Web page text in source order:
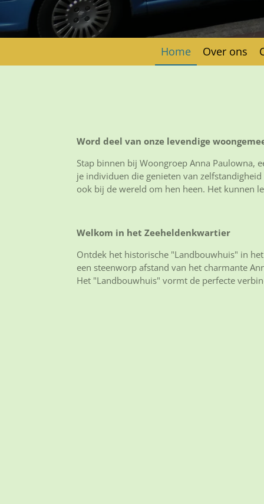
Home Over ons
Word deel van onze levendige
Stap binnen bij Woongroep Anna Paulowna,
je individuen die genieten van
ook bij de wereld om hen heen. Het kunnen
Welkom in het Zeeheldenkwartier
Ontdek het historische "Landbouwhuis" in
een steenworp afstand van het charmante
Het "Landbouwhuis" vormt de perfecte